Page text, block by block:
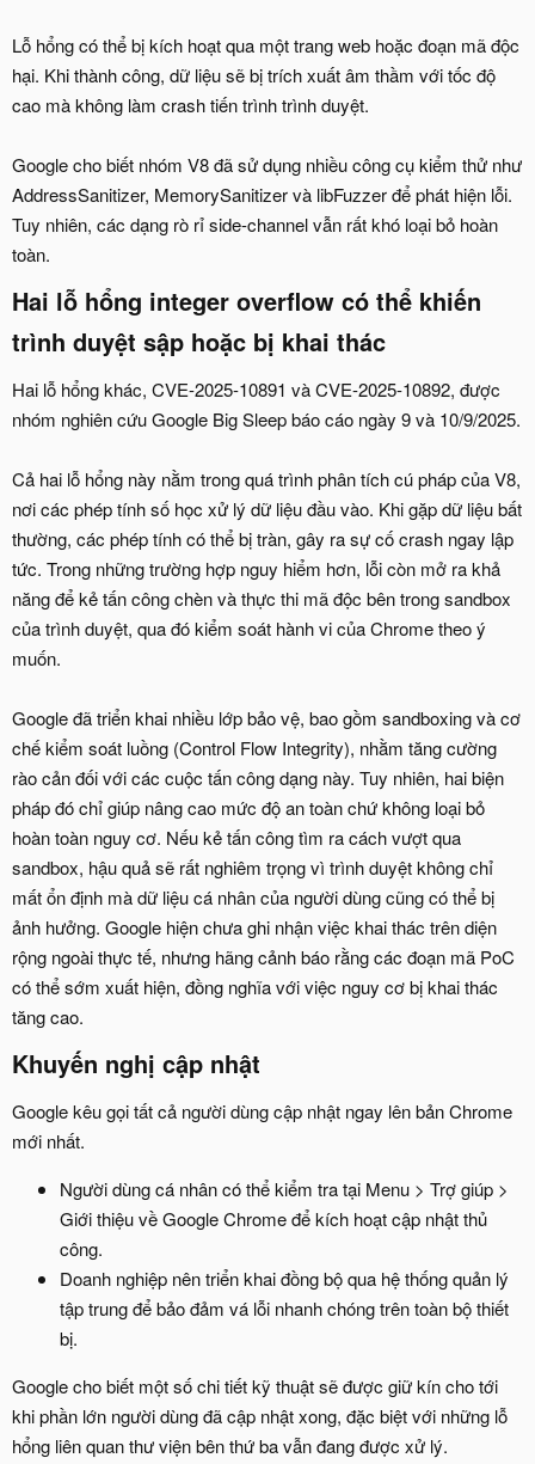
Lỗ hổng có thể bị kích hoạt qua một trang web hoặc đoạn mã độc
hại. Khi thành công, dữ liệu sẽ bị trích xuất âm thầm với tốc độ
cao mà không làm crash tiến trình trình duyệt.
Google cho biết nhóm V8 đã sử dụng nhiều công cụ kiểm thử như
AddressSanitizer, MemorySanitizer và libFuzzer để phát hiện lỗi.
Tuy nhiên, các dạng rò rỉ side-channel vẫn rất khó loại bỏ hoàn
toàn.
Hai lỗ hổng integer overflow có thể khiến
trình duyệt sập hoặc bị khai thác​
Hai lỗ hổng khác, CVE-2025-10891 và CVE-2025-10892, được
nhóm nghiên cứu Google Big Sleep báo cáo ngày 9 và 10/9/2025.
Cả hai lỗ hổng này nằm trong quá trình phân tích cú pháp của V8,
nơi các phép tính số học xử lý dữ liệu đầu vào. Khi gặp dữ liệu bất
thường, các phép tính có thể bị tràn, gây ra sự cố crash ngay lập
tức. Trong những trường hợp nguy hiểm hơn, lỗi còn mở ra khả
năng để kẻ tấn công chèn và thực thi mã độc bên trong sandbox
của trình duyệt, qua đó kiểm soát hành vi của Chrome theo ý
muốn.
Google đã triển khai nhiều lớp bảo vệ, bao gồm sandboxing và cơ
chế kiểm soát luồng (Control Flow Integrity), nhằm tăng cường
rào cản đối với các cuộc tấn công dạng này. Tuy nhiên, hai biện
pháp đó chỉ giúp nâng cao mức độ an toàn chứ không loại bỏ
hoàn toàn nguy cơ. Nếu kẻ tấn công tìm ra cách vượt qua
sandbox, hậu quả sẽ rất nghiêm trọng vì trình duyệt không chỉ
mất ổn định mà dữ liệu cá nhân của người dùng cũng có thể bị
ảnh hưởng. Google hiện chưa ghi nhận việc khai thác trên diện
rộng ngoài thực tế, nhưng hãng cảnh báo rằng các đoạn mã PoC
có thể sớm xuất hiện, đồng nghĩa với việc nguy cơ bị khai thác
tăng cao.
Khuyến nghị cập nhật​
Google kêu gọi tất cả người dùng cập nhật ngay lên bản Chrome
mới nhất.
Người dùng cá nhân có thể kiểm tra tại Menu > Trợ giúp >
Giới thiệu về Google Chrome để kích hoạt cập nhật thủ
công.
Doanh nghiệp nên triển khai đồng bộ qua hệ thống quản lý
tập trung để bảo đảm vá lỗi nhanh chóng trên toàn bộ thiết
bị.
Google cho biết một số chi tiết kỹ thuật sẽ được giữ kín cho tới
khi phần lớn người dùng đã cập nhật xong, đặc biệt với những lỗ
hổng liên quan thư viện bên thứ ba vẫn đang được xử lý.